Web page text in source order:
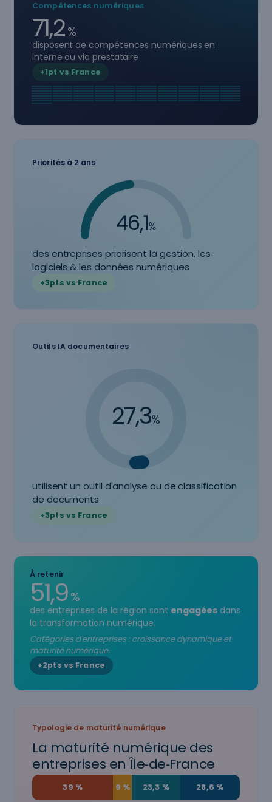
Compétences numériques
71,2%
disposent de compétences numériques en
interne ou via prestataire
+1pt vs France
Priorités à 2 ans
46,1%
des entreprises priorisent la gestion, les
logiciels & les données numériques
+3pts vs France
Outils IA documentaires
27,3%
utilisent un outil d'analyse ou de classification
de documents
+3pts vs France
À retenir
51,9%
des entreprises de la région sont engagées dans
la transformation numérique.
Catégories d'entreprises : croissance dynamique et
maturité numérique.
+2pts vs France
Typologie de maturité numérique
La maturité numérique des
entreprises en Île‑de‑France
39 % 9 % 23,3 % 28,6 %